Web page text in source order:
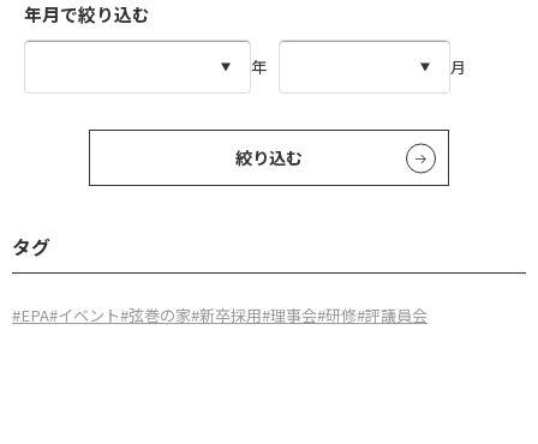
年月で絞り込む
年 月
絞り込む
タグ
#EPA#イベント#弦巻の家#新卒採用#理事会#研修#評議員会